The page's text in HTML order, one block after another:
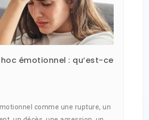
émotionnel : qu’est-ce
comme une rupture, un